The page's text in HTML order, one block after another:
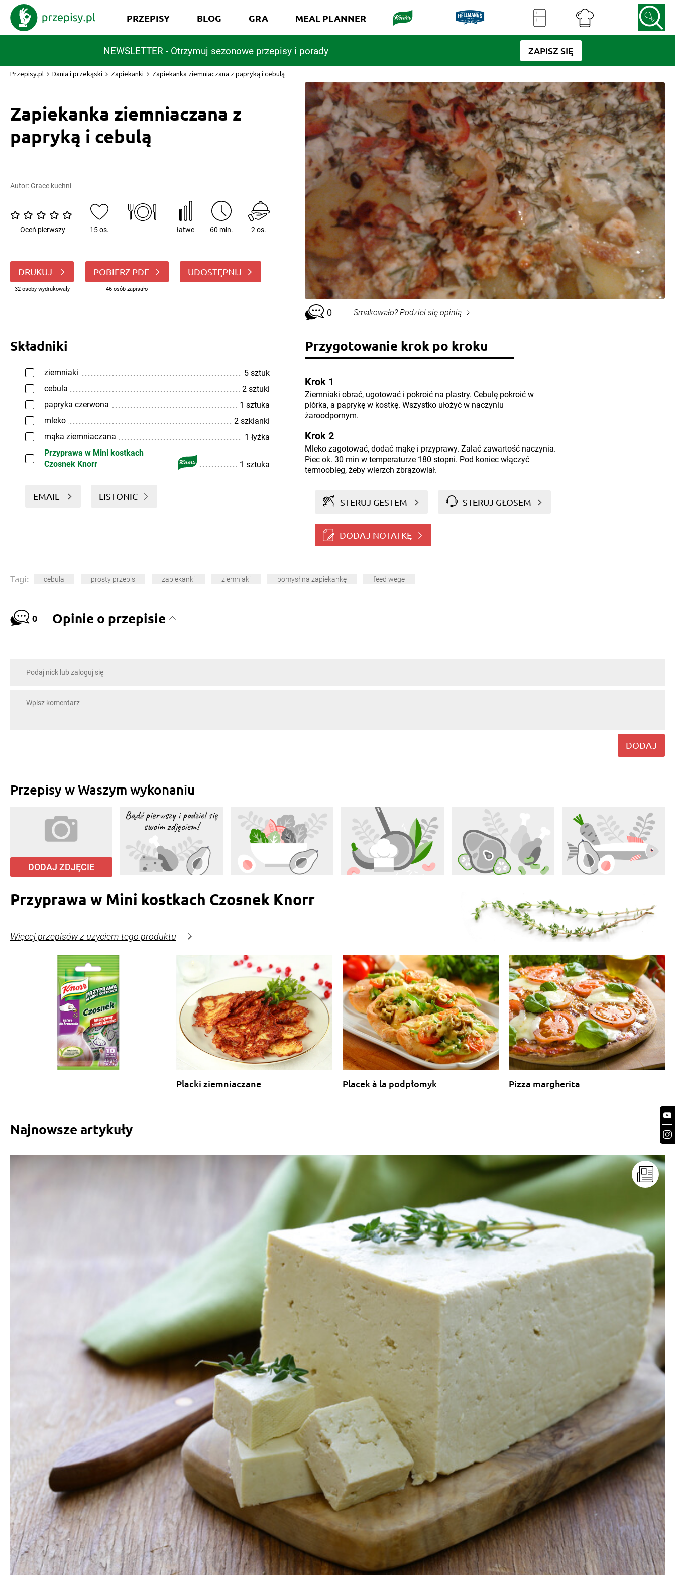
NEWSLETTER - Otrzymuj sezonowe przepisy i porady ZAPISZ SIĘ
PRZEPISY BLOG GRA MEAL PLANNER
Przepisy.pl Dania i przekąski Zapiekanki Zapiekanka ziemniaczana z papryką i cebulą
Zapiekanka ziemniaczana z
papryką i cebulą
Autor:Grace kuchni
Oceń pierwszy 15 os. łatwe 60 min. 2 os.
DRUKUJ
32 osoby wydrukowały
POBIERZ PDF
46 osób zapisało
UDOSTĘPNIJ
0 Smakowało? Podziel się opinią
Składniki
ziemniaki
5 sztuk
cebula
2 sztuki
papryka czerwona
1 sztuka
mleko
2 szklanki
mąka ziemniaczana
1 łyżka
Przyprawa w Mini kostkach
Czosnek Knorr
1 sztuka
EMAIL LISTONIC
Przygotowanie krok po kroku
Krok 1
Ziemniaki obrać, ugotować i pokroić na plastry. Cebulę pokroić w
piórka, a paprykę w kostkę. Wszystko ułożyć w naczyniu
żaroodpornym.
Krok 2
Mleko zagotować, dodać mąkę i przyprawy. Zalać zawartość naczynia.
Piec ok. 30 min w temperaturze 180 stopni. Pod koniec włączyć
termoobieg, żeby wierzch zbrązowiał.
STERUJ GESTEM STERUJ GŁOSEM
DODAJ NOTATKĘ
Tagi: cebula prosty przepis zapiekanki ziemniaki pomysł na zapiekankę feed wege
0 Opinie o przepisie
DODAJ
Przepisy w Waszym wykonaniu
DODAJ ZDJĘCIE
Przyprawa w Mini kostkach Czosnek Knorr
Więcej przepisów z użyciem tego produktu
Placki ziemniaczane Placek à la podpłomyk Pizza margherita
Najnowsze artykuły